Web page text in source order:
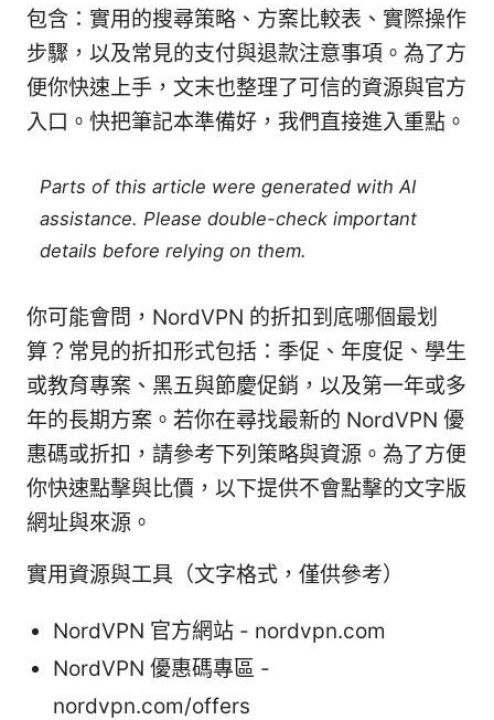
包含：實用的搜尋策略、方案比較表、實際操作
步驟，以及常見的支付與退款注意事項。為了方
便你快速上手，文末也整理了可信的資源與官方
入口。快把筆記本準備好，我們直接進入重點。
Parts of this article were generated with AI
assistance. Please double-check important
details before relying on them.
你可能會問，NordVPN 的折扣到底哪個最划
算？常見的折扣形式包括：季促、年度促、學生
或教育專案、黑五與節慶促銷，以及第一年或多
年的長期方案。若你在尋找最新的 NordVPN 優
惠碼或折扣，請參考下列策略與資源。為了方便
你快速點擊與比價，以下提供不會點擊的文字版
網址與來源。
實用資源與工具（文字格式，僅供參考）
NordVPN 官方網站 - nordvpn.com
NordVPN 優惠碼專區 -
nordvpn.com/offers